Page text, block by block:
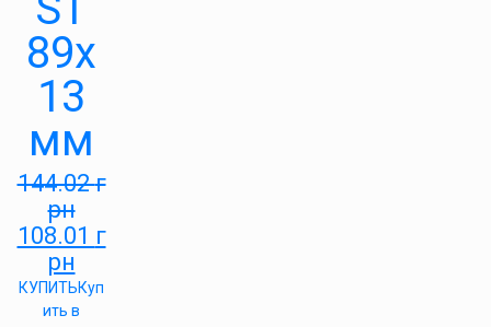
89х
13
мм
144.02г
рн
108.01 г
рн
КУПИТЬКуп
ить в